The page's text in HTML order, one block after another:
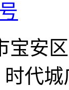
宝安
代